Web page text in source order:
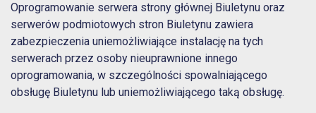
Oprogramowanie serwera strony głównej Biuletynu oraz
serwerów podmiotowych stron Biuletynu zawiera
zabezpieczenia uniemożliwiające instalację na tych
serwerach przez osoby nieuprawnione innego
oprogramowania, w szczególności spowalniającego
obsługę Biuletynu lub uniemożliwiającego taką obsługę.